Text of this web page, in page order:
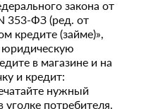
закона от
353-ФЗ (ред. от
кредите (займе)»,
в магазине и на
и кредит:
нужный
уголке потребителя.